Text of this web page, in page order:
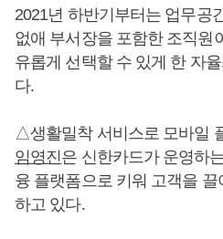
2021년 하반기부터는 업무공
없애 부서장을 포함한 조직원
유롭게 선택할 수 있게 한 자
다.
△생활밀착 서비스로 모바일
임영진은 신한카드가 운영하
융 플랫폼으로 키워 고객을
하고 있다.